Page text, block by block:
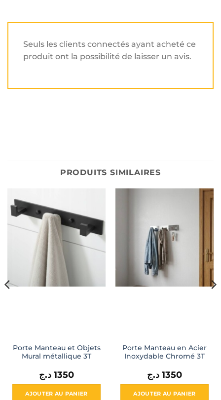
Seuls les clients connectés ayant acheté ce
produit ont la possibilité de laisser un avis.
PRODUITS SIMILAIRES
Porte Manteau et Objets
Mural métallique 3T
1350 د.ج
AJOUTER AU PANIER
Porte Manteau en Acier
Inoxydable Chromé 3T
1350 د.ج
AJOUTER AU PANIER